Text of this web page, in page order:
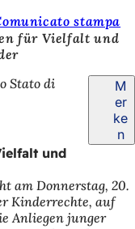
stampa
für Vielfalt und
Stato di
M
er
ke
n
und
am Donnerstag, 20.
Kinderrechte, auf
Anliegen junger